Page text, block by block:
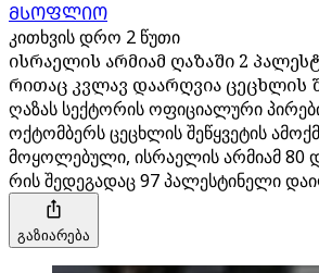
ᲛᲡᲝᲤᲚᲘᲝ
კითხვის დრო 2 წუთი
ისრაელის არმიამ ღაზაში 2
რითაც კვლავ დაარღვია ცეცხლის
ღაზას სექტორის ოფიციალური
ოქტომბერს ცეცხლის შეწყვეტის
მოყოლებული, ისრაელის არმიამ 80
რის შედეგადაც 97 პალესტინელი
გაზიარება